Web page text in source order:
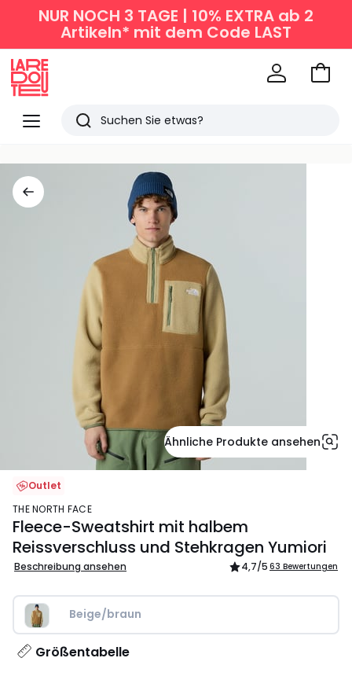
NUR NOCH 3 TAGE | 10% EXTRA ab 2
Artikeln* mit dem Code LAST
Menü
Redoute
Suchen
angesehen
Zum
Ähnliche Produkte ansehen
Outlet
THE NORTH FACE
Fleece-Sweatshirt mit halbem
Reissverschluss und Stehkragen Yumiori
Beschreibung ansehen 4,7/5 63 Bewertungen
Beige/braun
Größentabelle